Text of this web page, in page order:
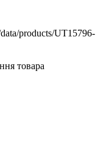
products/UT15796-
товара